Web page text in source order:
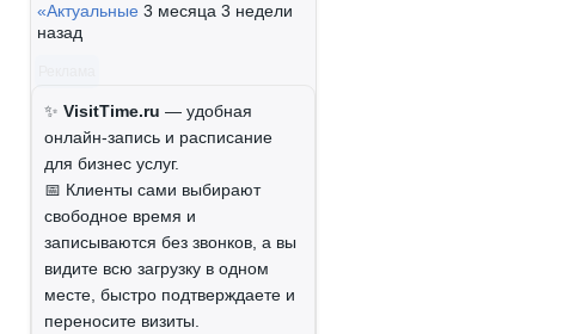
«Актуальные 3 месяца 3 недели
назад
✨ VisitTime.ru — удобная
онлайн-запись и расписание
для бизнес услуг.
📅 Клиенты сами выбирают
свободное время и
записываются без звонков, а вы
видите всю загрузку в одном
месте, быстро подтверждаете и
переносите визиты.